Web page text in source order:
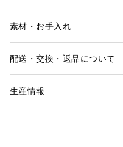
素材・お手入れ
配送・交換・返品について
生産情報